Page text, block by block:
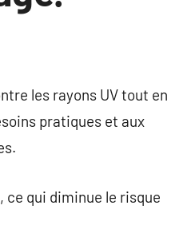
les rayons UV tout en
pratiques et aux
ce qui diminue le risque